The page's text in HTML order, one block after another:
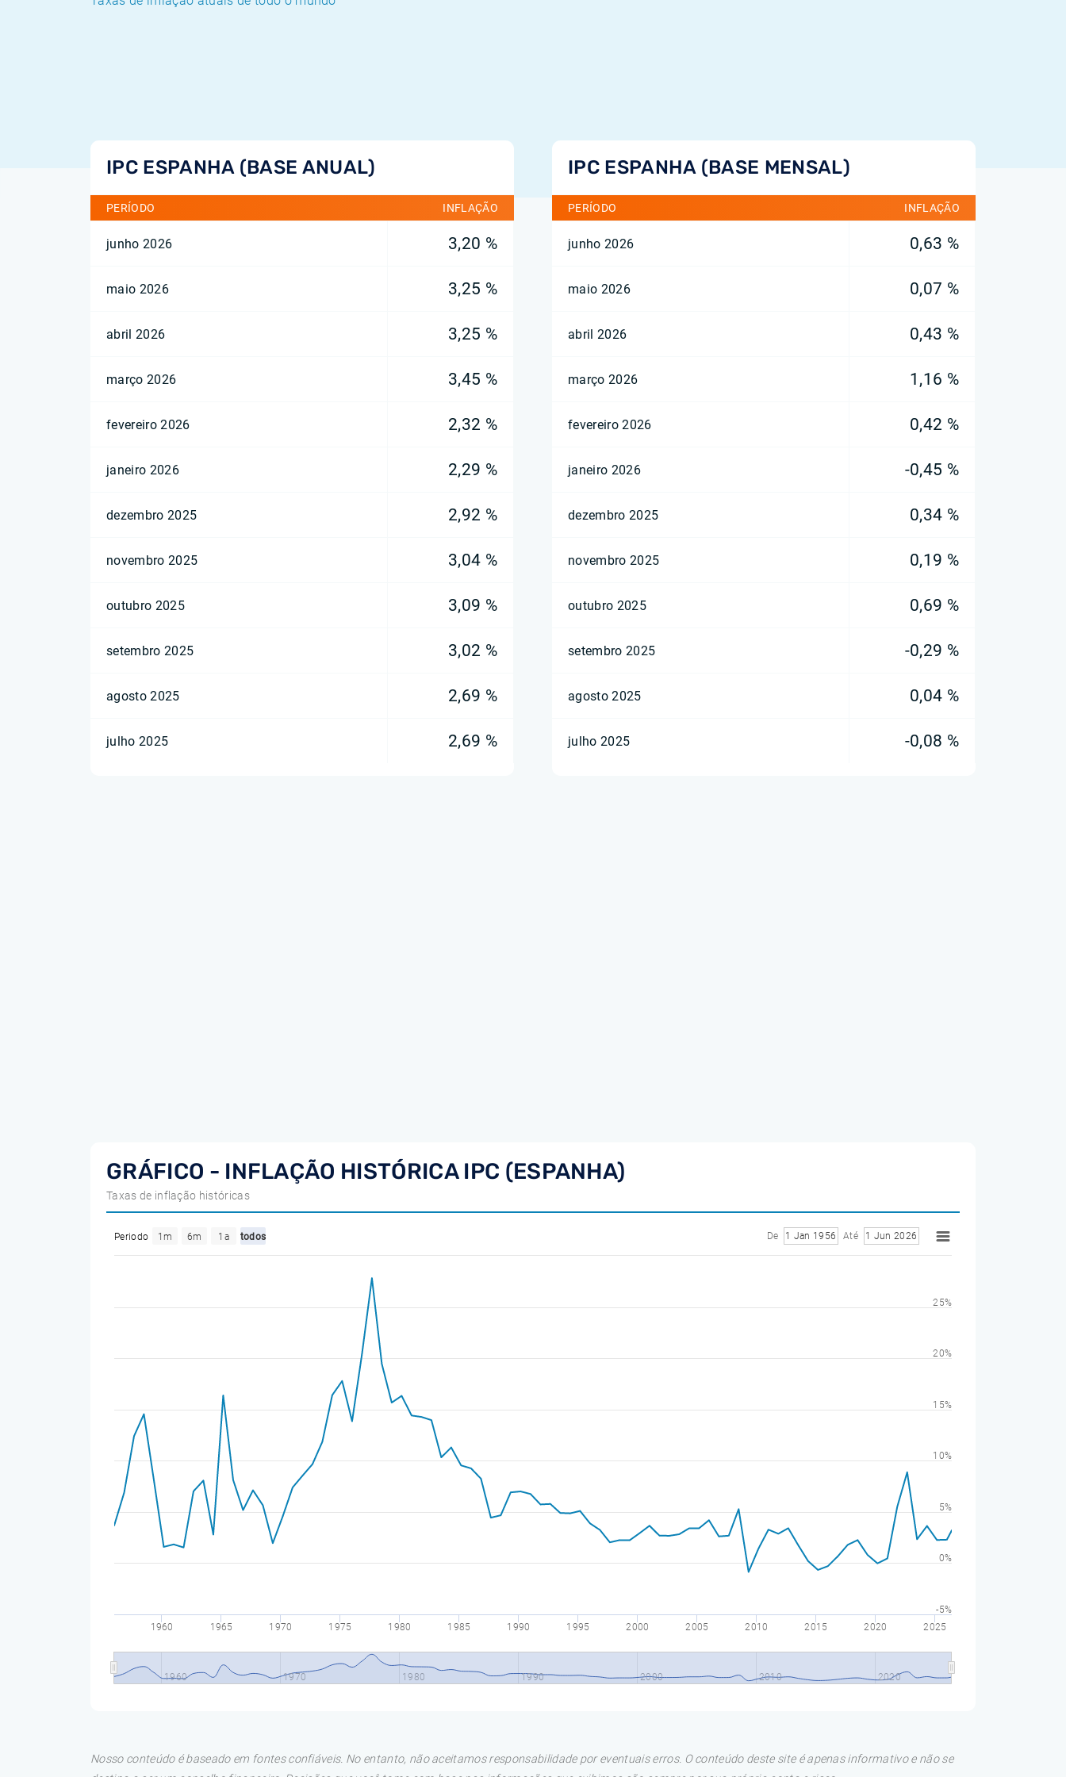
IPC ESPANHA (BASE ANUAL)
PERÍODO INFLAÇÃO
junho 2026 3,20 %
maio 2026 3,25 %
abril 2026 3,25 %
março 2026 3,45 %
fevereiro 2026 2,32 %
janeiro 2026 2,29 %
dezembro 2025 2,92 %
novembro 2025 3,04 %
outubro 2025 3,09 %
setembro 2025 3,02 %
agosto 2025 2,69 %
julho 2025 2,69 %
IPC ESPANHA (BASE MENSAL)
PERÍODO INFLAÇÃO
junho 2026 0,63 %
maio 2026 0,07 %
abril 2026 0,43 %
março 2026 1,16 %
fevereiro 2026 0,42 %
janeiro 2026 -0,45 %
dezembro 2025 0,34 %
novembro 2025 0,19 %
outubro 2025 0,69 %
setembro 2025 -0,29 %
agosto 2025 0,04 %
julho 2025 -0,08 %
GRÁFICO - INFLAÇÃO HISTÓRICA IPC (ESPANHA)
Taxas de inflação históricas
Periodo 1m 6m 1a todos De 1 Jan 1956 Até 1 Jun 2026
1960 1965 1970 1975 1980 1985 1990 1995 2000 2005 2010 2015 2020 2025
1960 1970 1980 1990 2000 2010 2020
-5%
0%
5%
10%
15%
20%
25%
Nosso conteúdo é baseado em fontes confiáveis. No entanto, não aceitamos responsabilidade por eventuais erros. O conteúdo deste site é apenas informativo e não se